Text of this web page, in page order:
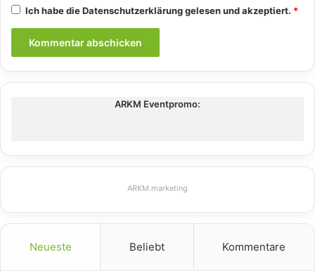
Ich habe dieDatenschutzerklärunggelesen und akzeptiert. *
ARKM Eventpromo:
ARKM.marketing
Neueste Beliebt Kommentare